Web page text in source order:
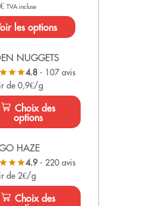
€ TVA incluse
les options
NUGGETS
4.8 - 107 avis
de 0,9€/g
Choix des
options
HAZE
4.9- 220 avis
de 2€/g
Choix des